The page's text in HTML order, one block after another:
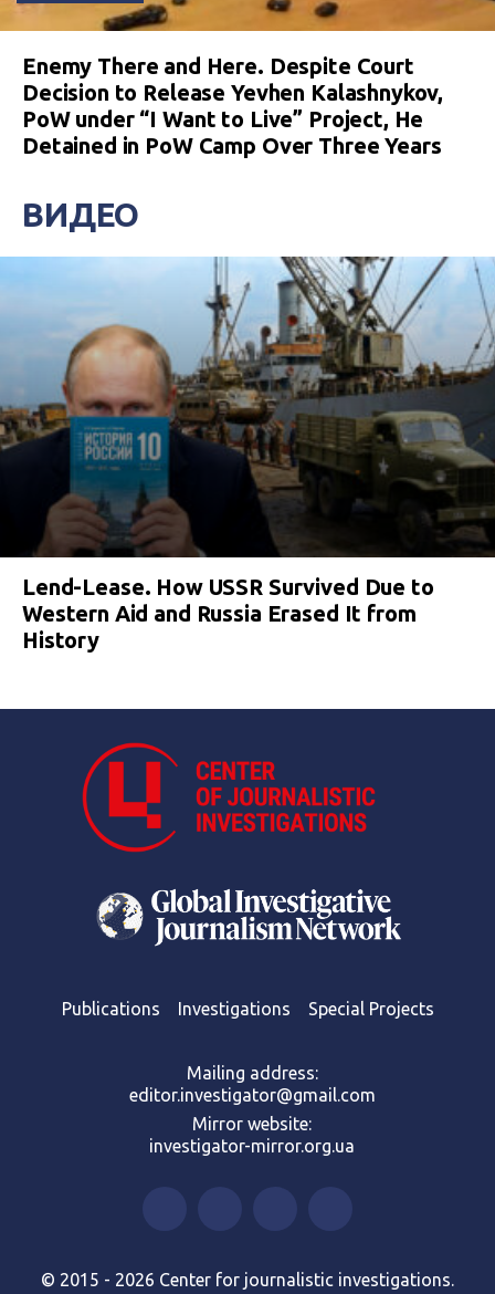
Enemy There and Here. Despite Court
Decision to Release Yevhen Kalashnykov,
PoW under “I Want to Live” Project, He
Detained in PoW Camp Over Three Years
ВИДЕО
Lend-Lease. How USSR Survived Due to
Western Aid and Russia Erased It from
History
Publications Investigations Special Projects
Mailing address:
editor.investigator@gmail.com
Mirror website:
investigator-mirror.org.ua
© 2015 - 2026 Center for journalistic investigations.